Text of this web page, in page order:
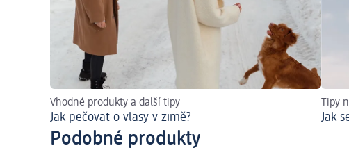
Vhodné produkty a další tipy
Jak pečovat o vlasy v zimě?
Tipy
Jak
Podobné produkty